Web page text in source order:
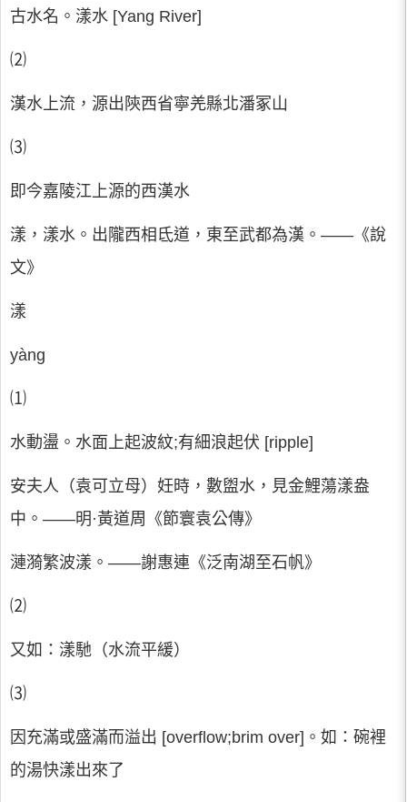
古水名。漾水 [Yang River]
⑵
漢水上流，源出陝西省寧羌縣北潘冢山
⑶
即今嘉陵江上源的西漢水
漾，漾水。出隴西相氐道，東至武都為漢。――《說
文》
漾
yàng
⑴
水動盪。水面上起波紋;有細浪起伏 [ripple]
安夫人（袁可立母）妊時，數盥水，見金鯉蕩漾盎
中。――明·黃道周《節寰袁公傳》
漣漪繁波漾。――謝惠連《泛南湖至石帆》
⑵
又如：漾馳（水流平緩）
⑶
因充滿或盛滿而溢出 [overflow;brim over]。如：碗裡
的湯快漾出來了